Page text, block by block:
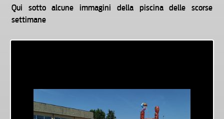
Qui sotto alcune immagini della piscina delle scorse
settimane